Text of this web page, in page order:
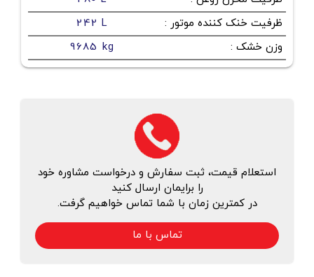
ظرفیت خنک کننده موتور :
242 L
وزن خشک :
9685 kg
استعلام قیمت، ثبت سفارش و درخواست مشاوره خود
را برایمان ارسال کنید
در کمترین زمان با شما تماس خواهیم گرفت.
تماس با ما